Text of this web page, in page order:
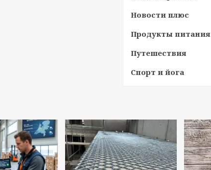
Новости плюс
Продукты питания
Путешествия
Спорт и йога